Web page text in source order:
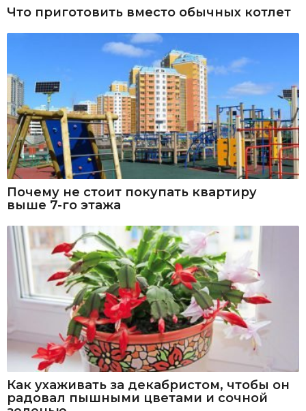
Что приготовить вместо обычных котлет
Почему не стоит покупать квартиру
выше 7-го этажа
Как ухаживать за декабристом, чтобы он
радовал пышными цветами и сочной